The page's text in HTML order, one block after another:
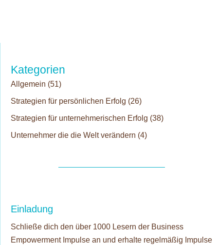
Kategorien
Allgemein (51)
Strategien für persönlichen Erfolg (26)
Strategien für unternehmerischen Erfolg (38)
Unternehmer die die Welt verändern (4)
Einladung
Schließe dich den über 1000 Lesern der Business
Empowerment Impulse an und erhalte regelmäßig Impulse